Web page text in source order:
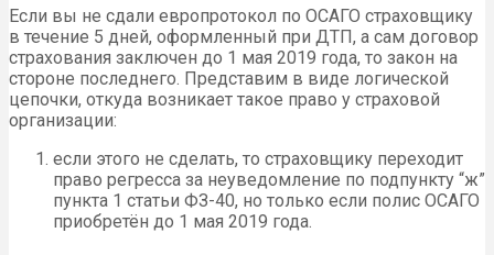
Если вы не сдали европротокол по ОСАГО страховщику
в течение 5 дней, оформленный при ДТП, а сам договор
страхования заключен до 1 мая 2019 года, то закон на
стороне последнего. Представим в виде логической
цепочки, откуда возникает такое право у страховой
организации:
если этого не сделать, то страховщику переходит
право регресса за неуведомление по подпункту “ж”
пункта 1 статьи ФЗ-40, но только если полис ОСАГО
приобретён до 1 мая 2019 года.